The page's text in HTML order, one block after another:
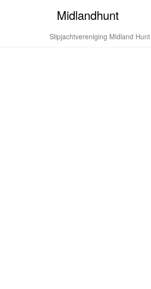
Midlandhunt
Slipjachtvereniging Midland Hunt